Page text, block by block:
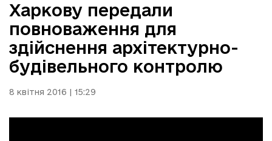
Харкову передали
повноваження для
здійснення архітектурно-
будівельного контролю
8 квітня 2016 | 15:29